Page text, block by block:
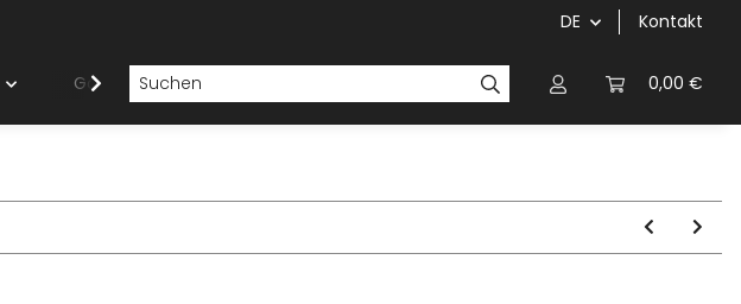
DE Kontakt
0,00 €
Gabeln Kettenblätter/Kassetten Kurbeln/